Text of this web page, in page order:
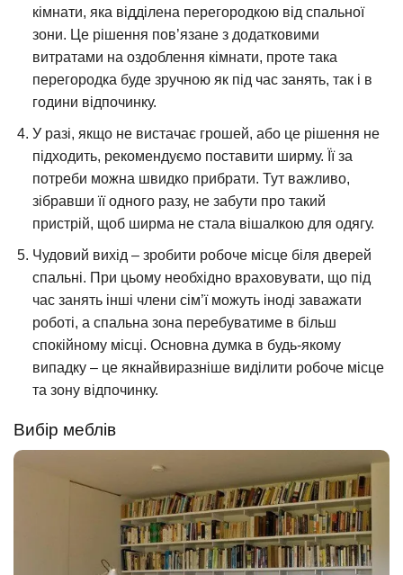
кімнати, яка відділена перегородкою від спальної
зони. Це рішення пов’язане з додатковими
витратами на оздоблення кімнати, проте така
перегородка буде зручною як під час занять, так і в
години відпочинку.
У разі, якщо не вистачає грошей, або це рішення не
підходить, рекомендуємо поставити ширму. Її за
потреби можна швидко прибрати. Тут важливо,
зібравши її одного разу, не забути про такий
пристрій, щоб ширма не стала вішалкою для одягу.
Чудовий вихід – зробити робоче місце біля дверей
спальні. При цьому необхідно враховувати, що під
час занять інші члени сім’ї можуть іноді заважати
роботі, а спальна зона перебуватиме в більш
спокійному місці. Основна думка в будь-якому
випадку – це якнайвиразніше виділити робоче місце
та зону відпочинку.
Вибір меблів